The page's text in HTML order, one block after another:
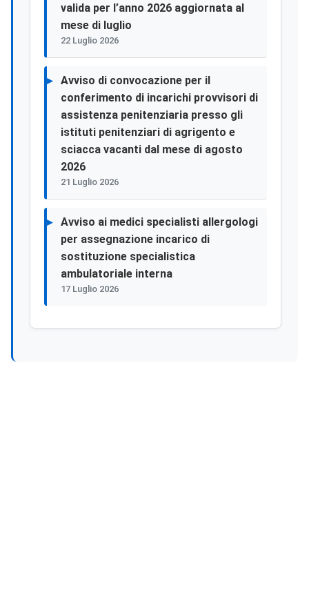
valida per l’anno 2026 aggiornata al
mese di luglio
22 Luglio 2026
Avviso di convocazione per il
conferimento di incarichi provvisori di
assistenza penitenziaria presso gli
istituti penitenziari di agrigento e
sciacca vacanti dal mese di agosto
2026
21 Luglio 2026
Avviso ai medici specialisti allergologi
per assegnazione incarico di
sostituzione specialistica
ambulatoriale interna
17 Luglio 2026